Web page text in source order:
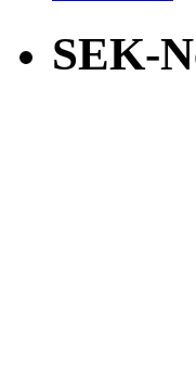
SEK-